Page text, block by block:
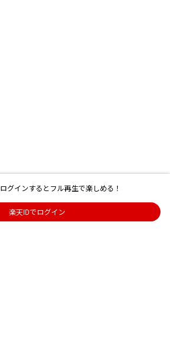
ログインするとフル再生で楽しめる！
楽天IDでログイン